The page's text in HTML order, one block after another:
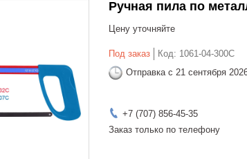
Ручная пила по
Цену уточняйте
Под заказ Код: 1061-04-300С
Отправка с 21 сентября
+7 (707) 856-45-35
Заказ только по телефону